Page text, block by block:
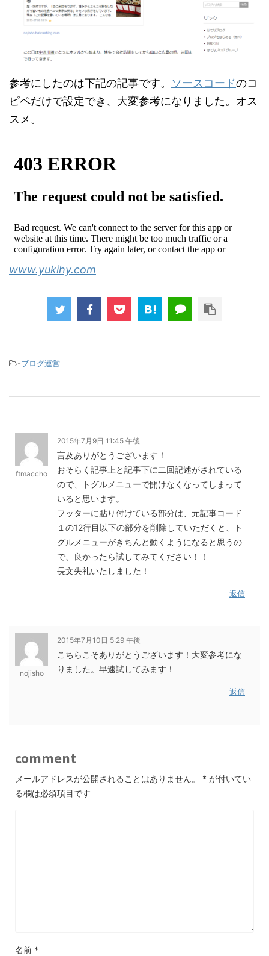
参考にしたのは下記の記事です。 ソースコードのコ
ピペだけで設定でき、大変参考になりました。オス
スメ。
www.yukihy.com
-ブログ運営
ftmaccho
2015年7月9日 11:45 午後
言及ありがとうございます！
おそらく記事上と記事下に二回記述がされている
ので、トグルメニューで開けなくなってしまって
いると思います。
フッターに貼り付けている部分は、元記事コード
１の12行目以下の部分を削除していただくと、ト
グルメニューがきちんと動くようになると思うの
で、良かったら試してみてください！！
長文失礼いたしました！
返信
nojisho
2015年7月10日 5:29 午後
こちらこそありがとうございます！大変参考にな
りました。早速試してみます！
返信
comment
メールアドレスが公開されることはありません。 * が付いてい
る欄は必須項目です
名前 *